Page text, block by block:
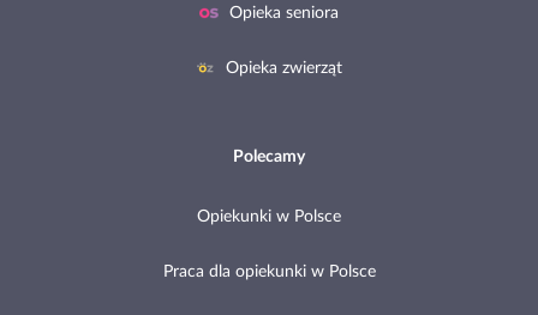
Opieka seniora
Opieka zwierząt
Polecamy
Opiekunki w Polsce
Praca dla opiekunki w Polsce